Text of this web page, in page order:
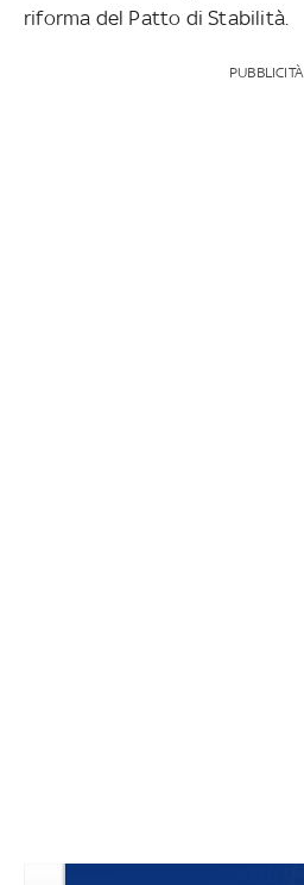
riforma del Patto di Stabilità.
PUBBLICITÀ